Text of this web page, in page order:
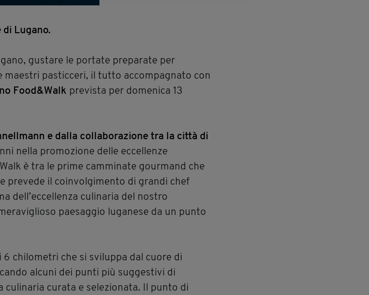
Lugano.
gustare le portate preparate per
maestri pasticceri, il tutto accompagnato con
Food&Walk prevista per domenica 13
e dalla collaborazione tra la città di
nella promozione delle eccellenze
è tra le prime camminate gourmand che
prevede il coinvolgimento di grandi chef
dell’eccellenza culinaria del nostro
paesaggio luganese da un punto
chilometri che si sviluppa dal cuore di
alcuni dei punti più suggestivi di
culinaria curata e selezionata. Il punto di